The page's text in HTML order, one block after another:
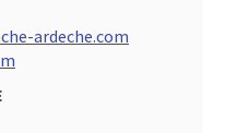
ardeche.com